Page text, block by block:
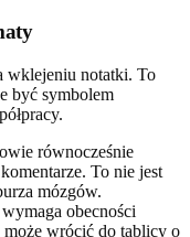
wklejeniu notatki. To
być symbolem
równocześnie
To nie jest
mózgów.
obecności
wrócić do tablicy o